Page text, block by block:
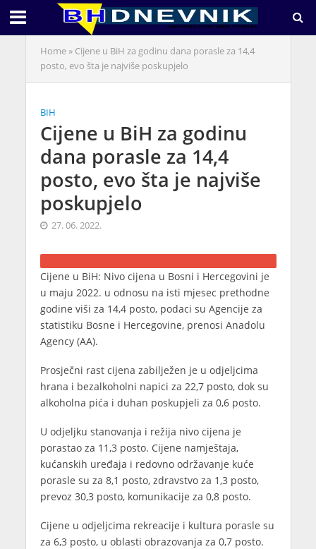
Home» Cijene u BiH za godinu dana porasle za 14,4
posto, evo šta je najviše poskupjelo
BIH
Cijene u BiH za godinu
dana porasle za 14,4
posto, evo šta je najviše
poskupjelo
27. 06. 2022.
Cijene u BiH: Nivo cijena u Bosni i Hercegovini je
u maju 2022. u odnosu na isti mjesec prethodne
godine viši za 14,4 posto, podaci su Agencije za
statistiku Bosne i Hercegovine, prenosi Anadolu
Agency (AA).
Prosječni rast cijena zabilježen je u odjeljcima
hrana i bezalkoholni napici za 22,7 posto, dok su
alkoholna pića i duhan poskupjeli za 0,6 posto.
U odjeljku stanovanja i režija nivo cijena je
porastao za 11,3 posto. Cijene namještaja,
kućanskih uređaja i redovno održavanje kuće
porasle su za 8,1 posto, zdravstvo za 1,3 posto,
prevoz 30,3 posto, komunikacije za 0,8 posto.
Cijene u odjeljcima rekreacije i kultura porasle su
za 6,3 posto, u oblasti obrazovanja za 0,7 posto.